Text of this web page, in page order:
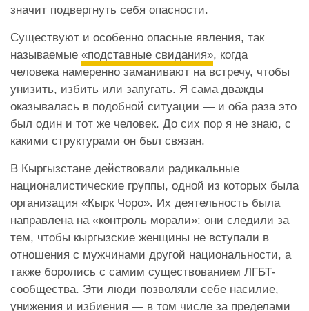
значит подвергнуть себя опасности.
Существуют и особенно опасные явления, так
называемые «подставные свидания», когда
человека намеренно заманивают на встречу, чтобы
унизить, избить или запугать. Я сама дважды
оказывалась в подобной ситуации — и оба раза это
был один и тот же человек. До сих пор я не знаю, с
какими структурами он был связан.
В Кыргызстане действовали радикальные
националистические группы, одной из которых была
организация «Кырк Чоро». Их деятельность была
направлена на «контроль морали»: они следили за
тем, чтобы кыргызские женщины не вступали в
отношения с мужчинами другой национальности, а
также боролись с самим существованием ЛГБТ-
сообщества. Эти люди позволяли себе насилие,
унижения и избиения — в том числе за пределами